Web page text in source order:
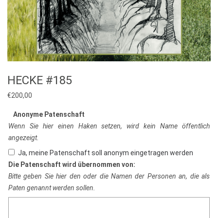
HECKE #185
€200,00
Anonyme Patenschaft
Wenn Sie hier einen Haken setzen, wird kein Name öffentlich
angezeigt.
Ja, meine Patenschaft soll anonym eingetragen werden
Die Patenschaft wird übernommen von:
Bitte geben Sie hier den oder die Namen der Personen an, die als
Paten genannt werden sollen.